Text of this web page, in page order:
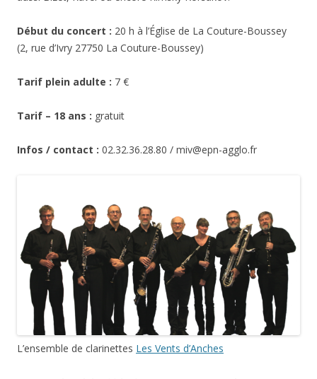
Début du concert : 20 h à l’Église de La Couture-Boussey
(2, rue d’Ivry 27750 La Couture-Boussey)
Tarif plein adulte : 7 €
Tarif – 18 ans : gratuit
Infos / contact : 02.32.36.28.80 / miv@epn-agglo.fr
L’ensemble de clarinettes Les Vents d’Anches